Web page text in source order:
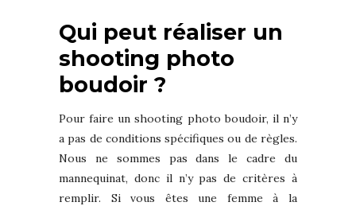
Qui peut réaliser un
shooting photo
boudoir ?
Pour faire un shooting photo boudoir, il n’y
a pas de conditions spécifiques ou de règles.
Nous ne sommes pas dans le cadre du
mannequinat, donc il n’y pas de critères à
remplir. Si vous êtes une femme à la